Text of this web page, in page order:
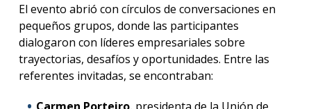
El evento abrió con círculos de conversaciones en
pequeños grupos, donde las participantes
dialogaron con líderes empresariales sobre
trayectorias, desafíos y oportunidades. Entre las
referentes invitadas, se encontraban:
Carmen Porteiro, presidenta de la Unión de